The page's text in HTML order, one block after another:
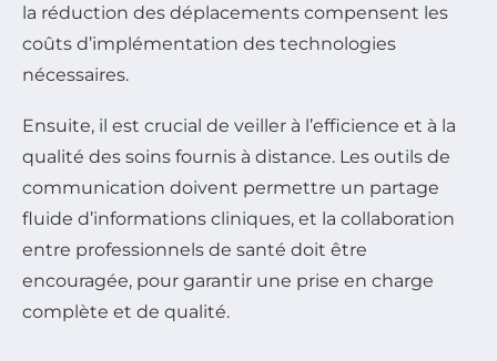
la réduction des déplacements compensent les
coûts d’implémentation des technologies
nécessaires.
Ensuite, il est crucial de veiller à l’efficience et à la
qualité des soins fournis à distance. Les outils de
communication doivent permettre un partage
fluide d’informations cliniques, et la collaboration
entre professionnels de santé doit être
encouragée, pour garantir une prise en charge
complète et de qualité.